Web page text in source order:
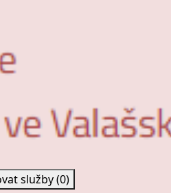
služby(0)